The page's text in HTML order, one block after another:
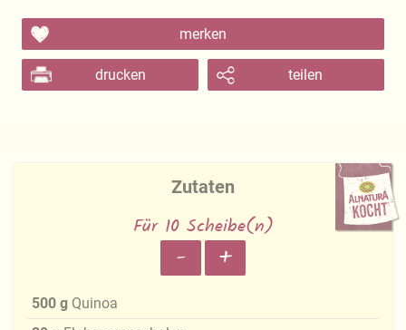
merken
drucken teilen
Zutaten
Für 10 Scheibe(n)
- +
500 g Quinoa